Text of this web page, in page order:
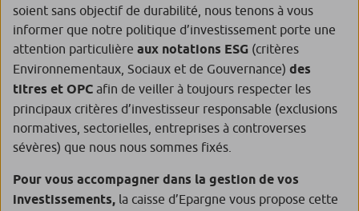
soient sans objectif de durabilité, nous tenons à vous
informer que notre politique d’investissement porte une
attention particulière aux notations ESG (critères
Environnementaux, Sociaux et de Gouvernance) des
titres et OPC afin de veiller à toujours respecter les
principaux critères d’investisseur responsable (exclusions
normatives, sectorielles, entreprises à controverses
sévères) que nous nous sommes fixés.
Pour vous accompagner dans la gestion de vos
investissements, la caisse d’Epargne vous propose cette